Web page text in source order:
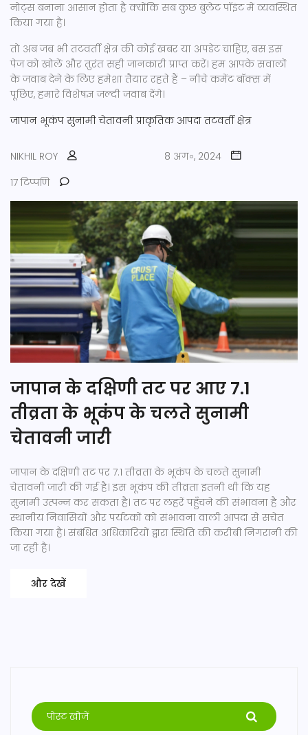
नोट्स बनाना आसान होता है क्योंकि सब कुछ बुलेट पॉइंट में व्यवस्थित
किया गया है।
तो अब जब भी तटवर्ती क्षेत्र की कोई खबर या अपडेट चाहिए, बस इस
पेज को खोलें और तुरंत सही जानकारी प्राप्त करें। हम आपके सवालों
के जवाब देने के लिए हमेशा तैयार रहते हैं – नीचे कमेंट बॉक्स में
पूछिए, हमारे विशेषज्ञ जल्दी जवाब देंगे।
जापान भूकंप सुनामी चेतावनी प्राकृतिक आपदा तटवर्ती क्षेत्र
NIKHIL ROY
8 अग॰, 2024
17 टिप्पणि
जापान के दक्षिणी तट पर आए 7.1
तीव्रता के भूकंप के चलते सुनामी
चेतावनी जारी
जापान के दक्षिणी तट पर 7.1 तीव्रता के भूकंप के चलते सुनामी
चेतावनी जारी की गई है। इस भूकंप की तीव्रता इतनी थी कि यह
सुनामी उत्पन्न कर सकता है। तट पर लहरें पहुँचने की संभावना है और
स्थानीय निवासियों और पर्यटकों को संभावना वाली आपदा से सचेत
किया गया है। संबंधित अधिकारियों द्वारा स्थिति की करीबी निगरानी की
जा रही है।
और देखें